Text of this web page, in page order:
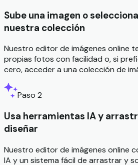
Sube una imagen o
nuestra colección
Nuestro editor de imágenes online
propias fotos con facilidad o, si
cero, acceder a una colección de
Paso 2
Usa herramientas IA y
diseñar
Nuestro editor de imágenes online
IA y un sistema fácil de arrastrar y